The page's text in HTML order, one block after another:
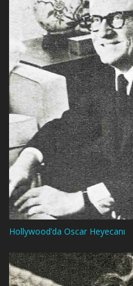
Hollywood’da Oscar Heyecanı